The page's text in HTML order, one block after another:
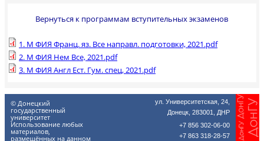
Вернуться к программам вступительных экзаменов
1. М ФИЯ Франц. яз. Все направл. подготовки, 2021.pdf
2. М ФИЯ Нем Все, 2021.pdf
3. М ФИЯ Англ Ест. Гум. спец, 2021.pdf
ул. Университетская, 24,
Донецк, 283001, ДНР
+7 856 302-06-00
+7 863 318-28-57
© Донецкий
государственный
университет
Использование любых
материалов,
размещённых на данном